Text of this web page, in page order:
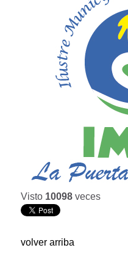
Visto 10098 veces
volver arriba